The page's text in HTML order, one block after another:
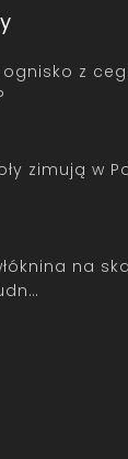
z
zimują w
na